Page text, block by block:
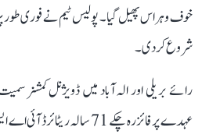
خوف و ہراس پھیل گیا۔ پولیس ٹیم نے فوری طور
شروع کر دی۔
رائے بریلی اور الہ آباد میں ڈویژنل کمشنر
عہدے پر فائز رہ چکے 71 سالہ